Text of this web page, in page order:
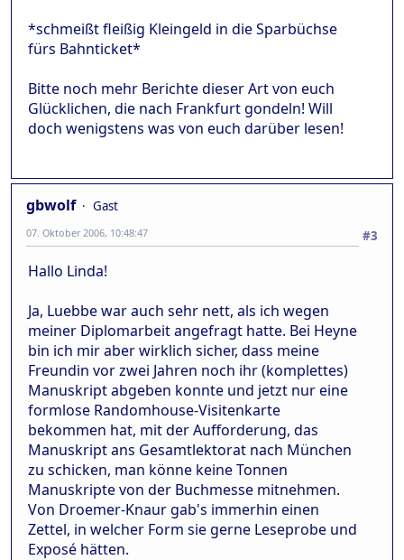
*schmeißt fleißig Kleingeld in die Sparbüchse
fürs Bahnticket*
Bitte noch mehr Berichte dieser Art von euch
Glücklichen, die nach Frankfurt gondeln! Will
doch wenigstens was von euch darüber lesen!
gbwolf
Gast
#3
07. Oktober 2006, 10:48:47
Hallo Linda!
Ja, Luebbe war auch sehr nett, als ich wegen
meiner Diplomarbeit angefragt hatte. Bei Heyne
bin ich mir aber wirklich sicher, dass meine
Freundin vor zwei Jahren noch ihr (komplettes)
Manuskript abgeben konnte und jetzt nur eine
formlose Randomhouse-Visitenkarte
bekommen hat, mit der Aufforderung, das
Manuskript ans Gesamtlektorat nach München
zu schicken, man könne keine Tonnen
Manuskripte von der Buchmesse mitnehmen.
Von Droemer-Knaur gab's immerhin einen
Zettel, in welcher Form sie gerne Leseprobe und
Exposé hätten.